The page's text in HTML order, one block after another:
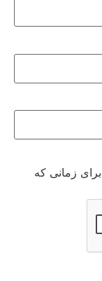
زمانی که